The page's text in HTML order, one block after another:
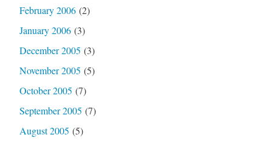
February 2006(2)
January 2006(3)
December 2005 (3)
November 2005 (5)
October 2005 (7)
September 2005 (7)
August 2005 (5)